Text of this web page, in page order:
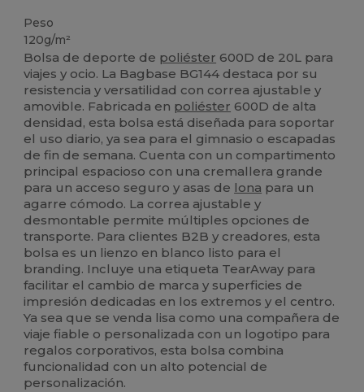
Peso
120g/m²
Bolsa de deporte de poliéster 600D de 20L para
viajes y ocio. La Bagbase BG144 destaca por su
resistencia y versatilidad con correa ajustable y
amovible. Fabricada en poliéster 600D de alta
densidad, esta bolsa está diseñada para soportar
el uso diario, ya sea para el gimnasio o escapadas
de fin de semana. Cuenta con un compartimento
principal espacioso con una cremallera grande
para un acceso seguro y asas de lona para un
agarre cómodo. La correa ajustable y
desmontable permite múltiples opciones de
transporte. Para clientes B2B y creadores, esta
bolsa es un lienzo en blanco listo para el
branding. Incluye una etiqueta TearAway para
facilitar el cambio de marca y superficies de
impresión dedicadas en los extremos y el centro.
Ya sea que se venda lisa como una compañera de
viaje fiable o personalizada con un logotipo para
regalos corporativos, esta bolsa combina
funcionalidad con un alto potencial de
personalización.